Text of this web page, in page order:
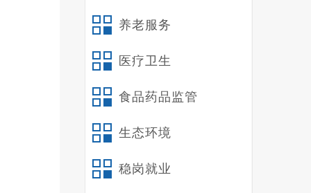
养老服务
医疗卫生
食品药品监管
生态环境
稳岗就业